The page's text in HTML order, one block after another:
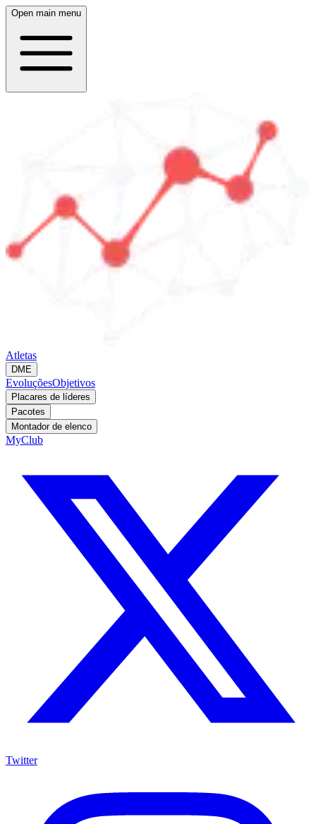
Open main menu
Atletas
DME
EvoluçõesObjetivos
Placares de líderes
Pacotes
Montador de elenco
MyClub
Twitter